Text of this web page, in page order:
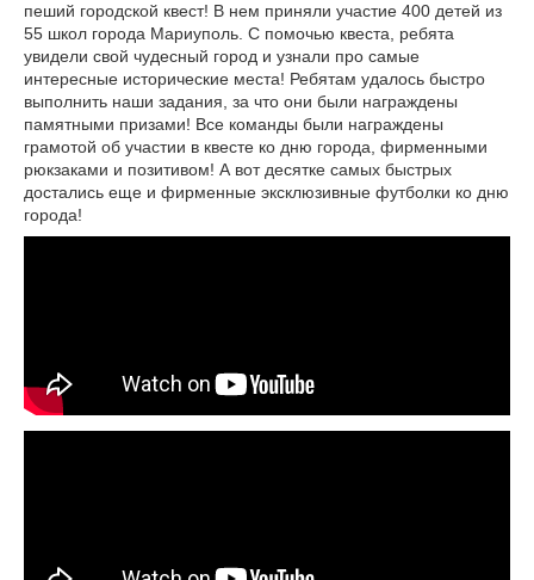
пеший городской квест! В нем приняли участие 400 детей из
55 школ города Мариуполь. С помочью квеста, ребята
увидели свой чудесный город и узнали про самые
интересные исторические места! Ребятам удалось быстро
выполнить наши задания, за что они были награждены
памятными призами! Все команды были награждены
грамотой об участии в квесте ко дню города, фирменными
рюкзаками и позитивом! А вот десятке самых быстрых
достались еще и фирменные эксклюзивные футболки ко дню
города!